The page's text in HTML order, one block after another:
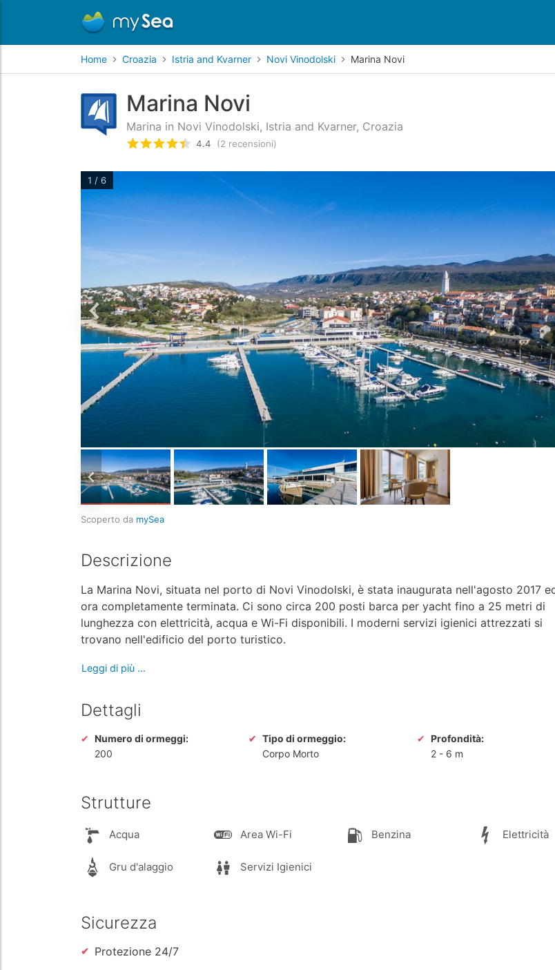
Home Croazia Istria and Kvarner Novi Vinodolski Marina Novi
Marina Novi
Marina in Novi Vinodolski, Istria and Kvarner, Croazia
Valutato4.4/5 basata su
4.4 (2 recensioni)
1 / 6
Scoperto da mySea
Descrizione
La Marina Novi, situata nel porto di Novi Vinodolski, è stata inaugurata nell'agosto 2017
ora completamente terminata. Ci sono circa 200 posti barca per yacht fino a 25 metri di
lunghezza con elettricità, acqua e Wi-Fi disponibili. I moderni servizi igienici attrezzati si
trovano nell'edificio del porto turistico.
Leggi di più ...
Dettagli
Numero di ormeggi:
200
Tipo di ormeggio:
Corpo Morto
Profondità:
2- 6 m
Strutture
Acqua Area Wi-Fi Benzina Elettricità
Gru d'alaggio Servizi Igienici
Sicurezza
Protezione 24/7